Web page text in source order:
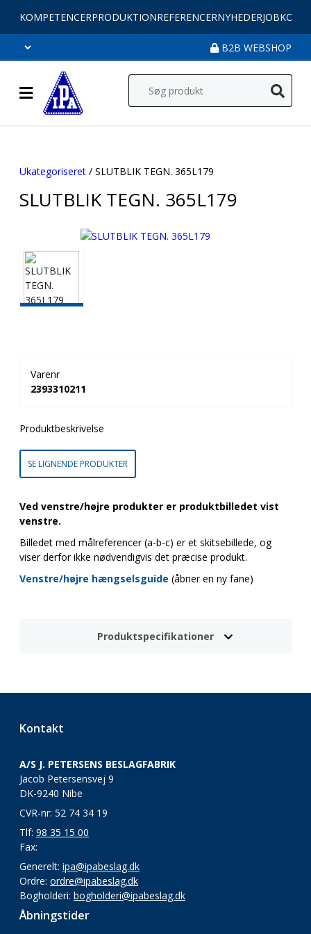
KOMPETENCERPRODUKTIONREFERENCERNYHEDERJOB
B2B WEBSHOP
Ukategoriseret / SLUTBLIK TEGN. 365L179
SLUTBLIK TEGN. 365L179
Varenr
2393310211
Produktbeskrivelse
SE LIGNENDE PRODUKTER
Ved venstre/højre produkter er produktbilledet vist
venstre.
Billedet med målreferencer (a-b-c) er et skitsebillede, og
viser derfor ikke nødvendigvis det præcise produkt.
Venstre/højre hængselsguide (åbner en ny fane)
Produktspecifikationer
Kontakt
A/S J. PETERSENS BESLAGFABRIK
Jacob Petersensvej 9
DK-9240 Nibe
CVR-nr: 52 74 34 19
Tlf: 98 35 15 00
Fax:
Generelt: ipa@ipabeslag.dk
Ordre: ordre@ipabeslag.dk
Bogholderi: bogholderi@ipabeslag.dk
Åbningstider